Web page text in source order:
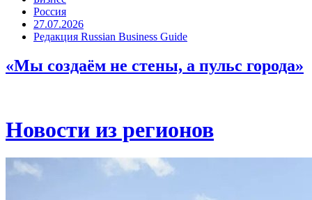
Россия
27.07.2026
Редакция Russian Business Guide
«Мы создаём не стены, а пульс города»
Новости из регионов